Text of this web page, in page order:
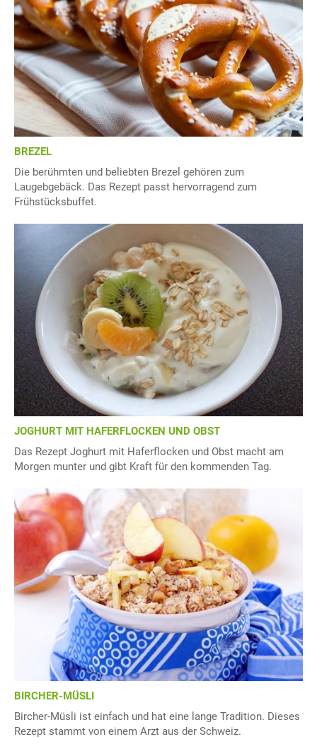
BREZEL
Die berühmten und beliebten Brezel gehören zum
Laugebgebäck. Das Rezept passt hervorragend zum
Frühstücksbuffet.
JOGHURT MIT HAFERFLOCKEN UND OBST
Das Rezept Joghurt mit Haferflocken und Obst macht am
Morgen munter und gibt Kraft für den kommenden Tag.
BIRCHER-MÜSLI
Bircher-Müsli ist einfach und hat eine lange Tradition. Dieses
Rezept stammt von einem Arzt aus der Schweiz.